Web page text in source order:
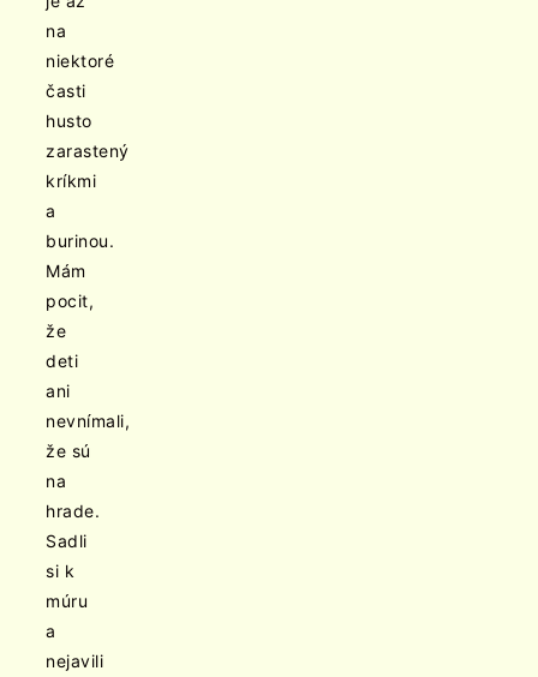
na
niektoré
časti
husto
zarastený
kríkmi
a
burinou.
Mám
pocit,
že
deti
ani
nevnímali,
že sú
na
hrade.
Sadli
si k
múru
a
nejavili